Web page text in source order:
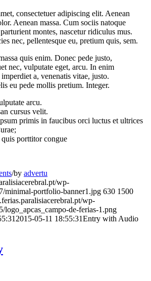
consectetuer adipiscing elit. Aenean
Aenean massa. Cum sociis natoque
montes, nascetur ridiculus mus.
nec, pellentesque eu, pretium quis, sem.
quis enim. Donec pede justo,
nec, vulputate eget, arcu. In enim
a, venenatis vitae, justo.
eu pede mollis pretium. Integer.
arcu.
cursus velit.
primis in faucibus orci luctus et ultrices
porttitor congue
/by advertu
wp-
minimal-portfolio-banner1.jpg 630 1500
wp-
logo_apcas_campo-de-ferias-1.png
2015-05-11 18:55:31Entry with Audio